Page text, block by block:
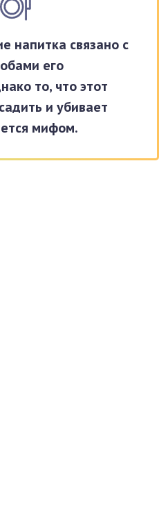
напитка связано с
его
то, что этот
и убивает
мифом.